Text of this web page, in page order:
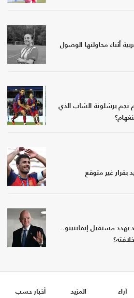
أثناء محاولتها الوصول
نجم برشلونة الشاب الذي
بقرار غير متوقع
يهدد مستقبل إنفانتينو..
آراء المزيد أخبار حسب